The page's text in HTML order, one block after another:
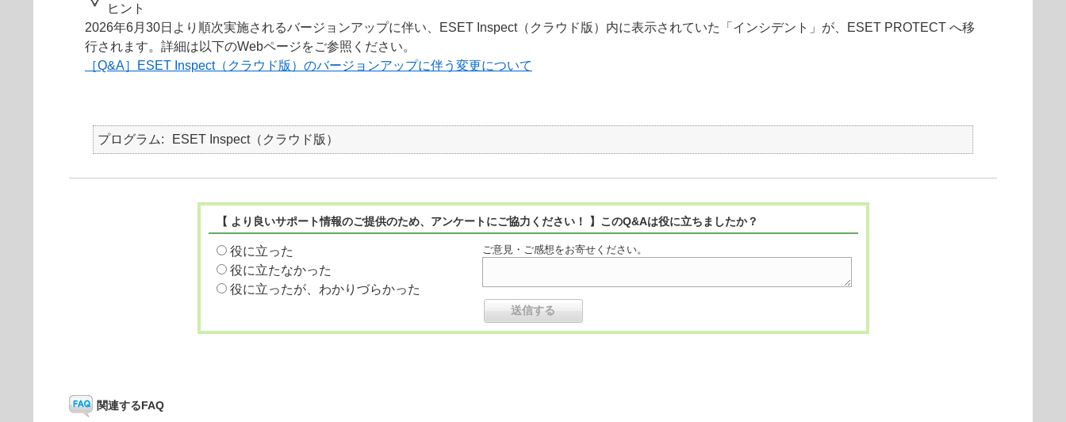
ヒント
2026年6月30日より順次実施されるバージョンアップに伴い、ESET Inspect（クラウド版）内に表示されていた「インシデント」が、ESET PROTECT へ移
行されます。詳細は以下のWebページをご参照ください。
［Q&A］ESET Inspect（クラウド版）のバージョンアップに伴う変更について
プログラム ESET Inspect（クラウド版）
【 より良いサポート情報のご提供のため、アンケートにご協力ください！ 】このQ&Aは役に立ちましたか？
役に立った
役に立たなかった
役に立ったが、わかりづらかった
ご意見・ご感想をお寄せください。
関連するFAQ